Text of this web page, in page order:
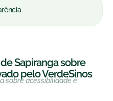
Sapiranga sobre
pelo VerdeSinos
sobre acessibilidade é